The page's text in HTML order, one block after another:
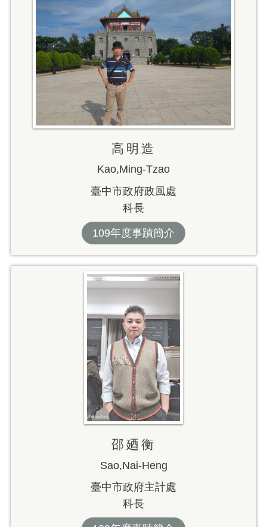
高明造
Kao,Ming-Tzao
臺中市政府政風處
科長
109年度事蹟簡介
邵廼衡
Sao,Nai-Heng
臺中市政府主計處
科長